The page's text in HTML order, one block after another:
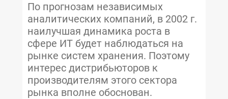
По прогнозам независимых
аналитических компаний, в 2002 г.
наилучшая динамика роста в
сфере ИТ будет наблюдаться на
рынке систем хранения. Поэтому
интерес дистрибьюторов к
производителям этого сектора
рынка вполне обоснован.